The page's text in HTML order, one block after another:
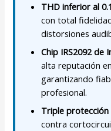
THD inferior al
con total
distorsiones
Chip IRS2092 de
alta reputación
garantizando
profesional.
Triple
contra